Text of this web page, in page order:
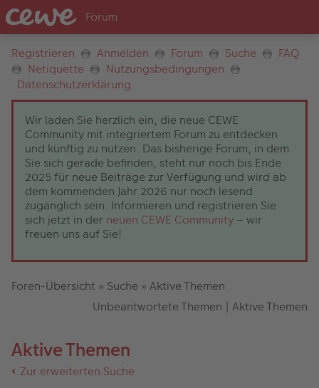
Registrieren Anmelden Forum Suche
FAQ
Netiquette
Nutzungsbedingungen
Datenschutzerklärung
Wir laden Sie herzlich ein, die neue CEWE
Community mit integriertem Forum zu entdecken
und künftig zu nutzen. Das bisherige Forum, in dem
Sie sich gerade befinden, steht nur noch bis Ende
2025 für neue Beiträge zur Verfügung und wird ab
dem kommenden Jahr 2026 nur noch lesend
zugänglich sein. Informieren und registrieren Sie
sich jetzt in der neuen CEWE Community – wir
freuen uns auf Sie!
Foren-Übersicht » Suche » Aktive Themen
Unbeantwortete Themen | Aktive Themen
Aktive Themen
Zur erweiterten Suche